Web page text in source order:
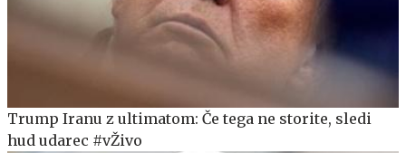
Trump Iranu z ultimatom: Če tega ne storite, sledi
hud udarec #vŽivo